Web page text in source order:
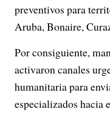
preventivos para
Aruba, Bonaire,
Por consiguiente,
activaron canales
humanitaria para
especializados hacia